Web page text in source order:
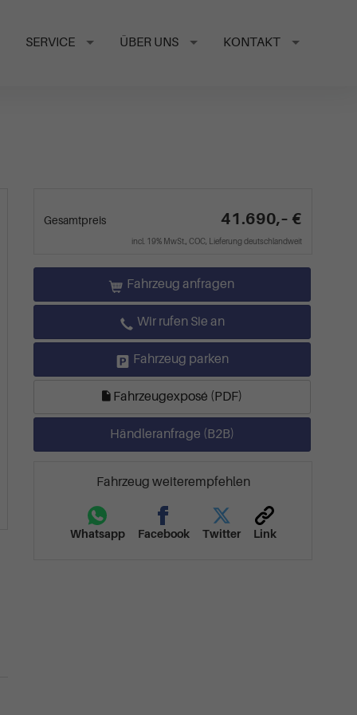
SERVICE ÜBER UNS KONTAKT
Gesamtpreis 41.690,– €
incl. 19% MwSt., COC, Lieferung deutschlandweit
Fahrzeug anfragen
Wir rufen Sie an
Fahrzeug parken
Fahrzeugexposé (PDF)
Händleranfrage (B2B)
Fahrzeug weiterempfehlen
Whatsapp Facebook Twitter Link